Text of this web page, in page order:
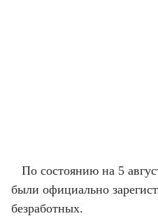
По состоянию на 5
были официально
безработных.